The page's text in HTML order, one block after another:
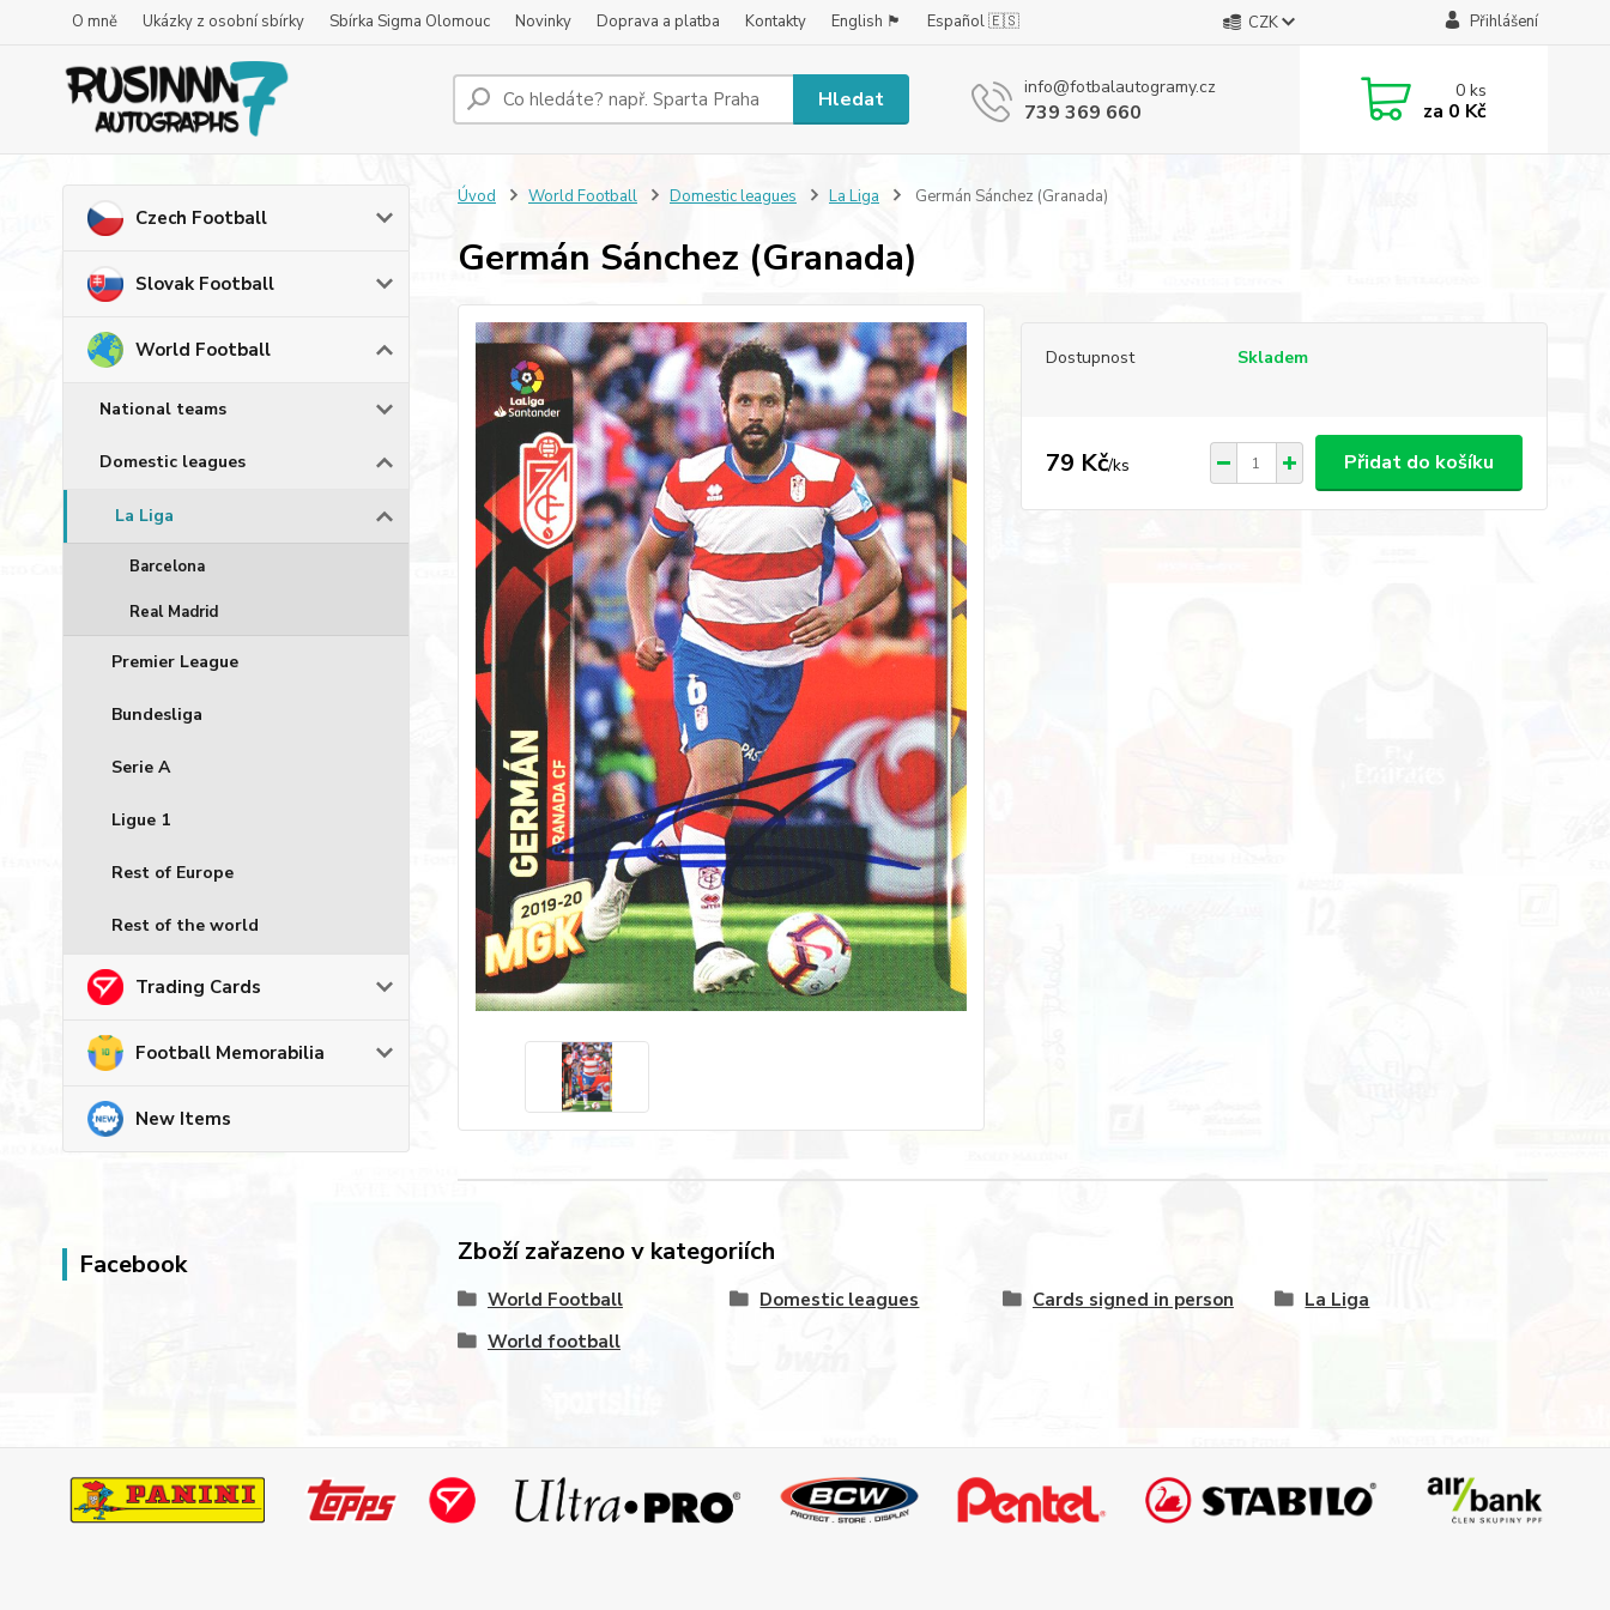
O mně Ukázky z osobní sbírky Sbírka Sigma Olomouc Novinky Doprava a platba Kontakty English 🏴󠁧󠁢󠁥󠁮󠁧󠁿 Español 🇪🇸 CZK Přihlášení
Hledat info@fotbalautogramy.cz
739 369 660
0ks
za 0 Kč
Czech Football
Slovak Football
World Football
National teams
Domestic leagues
La Liga
Barcelona
Real Madrid
Premier League
Bundesliga
Serie A
Ligue 1
Rest of Europe
Rest of the world
Trading Cards
Football Memorabilia
New Items
Facebook
Úvod World Football Domestic leagues La Liga Germán Sánchez (Granada)
Germán Sánchez (Granada)
Dostupnost Skladem
79 Kč/ks Přidat do košíku
Zboží zařazeno v kategoriích
World Football Domestic leagues Cards signed in person
La Liga
World football